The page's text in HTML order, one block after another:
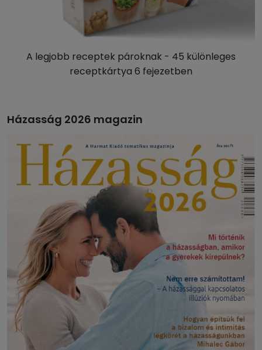
A legjobb receptek pároknak - 45 különleges
receptkártya 6 fejezetben
Házasság 2026 magazin